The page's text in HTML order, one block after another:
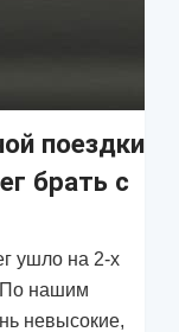
поездки
брать с
ушло на 2-х
По нашим
невысокие,